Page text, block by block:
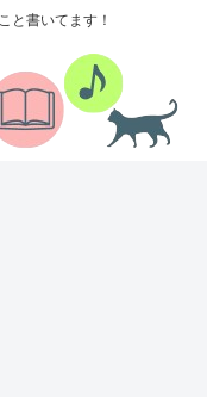
と書いてます！